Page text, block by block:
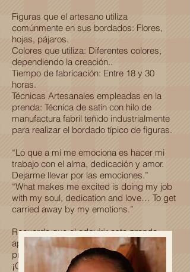
Figuras que el artesano utiliza
comúnmente en sus bordados: Flores,
hojas, pájaros.
Colores que utiliza: Diferentes colores,
dependiendo la creación..
Tiempo de fabricación: Entre 18 y 30
horas.
Técnicas Artesanales empleadas en la
prenda: Técnica de satín con hilo de
manufactura fabril teñido industrialmente
para realizar el bordado típico de figuras.
“Lo que a mí me emociona es hacer mi
trabajo con el alma, dedicación y amor.
Dejarme llevar por las emociones.”
“What makes me excited is doing my job
with my soul, dedication and love… To get
carried away by my emotions.”
Recuerda que al adquirir esta prenda
apoyas al desarrollo económico y
profesional de una familia Oaxaqueña.
¡Gracias por ser parte de esta historia!